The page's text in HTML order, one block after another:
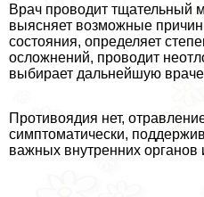
Врач проводит тщательный
выясняет возможные
состояния, определяет
осложнений, проводит
выбирает дальнейшую
Противоядия нет,
симптоматически,
важных внутренних органов